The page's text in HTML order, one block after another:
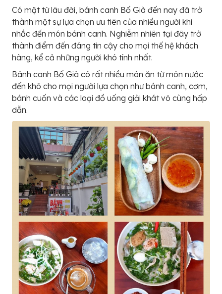
Có mặt từ lâu đời, bánh canh Bố Già đến nay đã trở
thành một sự lựa chọn ưu tiên của nhiều người khi
nhắc đến món bánh canh. Nghiễm nhiên tại đây trở
thành điểm đến đáng tin cậy cho mọi thế hệ khách
hàng, kể cả những người khó tính nhất.
Bánh canh Bố Già có rất nhiều món ăn từ món nước
đến khô cho mọi người lựa chọn như bánh canh, cơm,
bánh cuốn và các loại đồ uống giải khát vô cùng hấp
dẫn.